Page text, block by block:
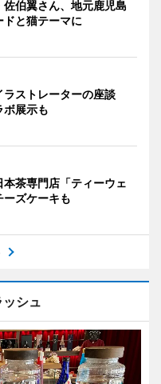
伯翼さん、地元鹿児島
と猫テーマに
ラストレーターの座談
展示も
本茶専門店「ティーウェ
ズケーキも
シュ